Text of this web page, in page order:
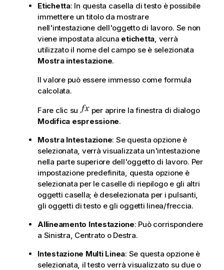
Etichetta: In questa casella di testo è possibile
immettere un titolo da mostrare
nell'intestazione dell'oggetto di lavoro. Se non
viene impostata alcuna etichetta , verrà
utilizzato il nome del campo se è selezionata
Mostra intestazione.
Il valore può essere immesso come formula
calcolata.
Fare clic su
per aprire la finestra di dialogo
Modifica espressione.
Mostra Intestazione: Se questa opzione è
selezionata, verrà visualizzata un'intestazione
nella parte superiore dell'oggetto di lavoro. Per
impostazione predefinita, questa opzione è
selezionata per le caselle di riepilogo e gli altri
oggetti casella; è deselezionata per i pulsanti,
gli oggetti di testo e gli oggetti linea/freccia.
Allineamento Intestazione: Può corrispondere
a Sinistra, Centrato o Destra.
Intestazione Multi Linea: Se questa opzione è
selezionata, il testo verrà visualizzato su due o